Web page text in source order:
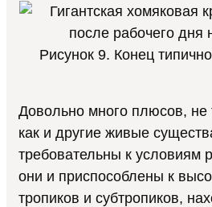
Рисунок 9. Конец
Довольно много плюсов,
как и другие живые
требовательны к условиям
они и приспособлены к
тропиков и субтропиков,